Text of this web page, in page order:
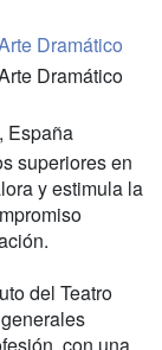
Dramático
Dramático
España
superiores en
y estimula la
del Teatro